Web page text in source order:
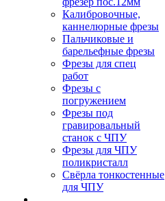
Калибровочные,
каннелюрные фрезы
Пальчиковые и
барельефные фрезы
Фрезы для спец
работ
Фрезы с
погружением
Фрезы под
гравировальный
станок с ЧПУ
Фрезы для ЧПУ
поликристалл
Свёрла тонкостенные
для ЧПУ